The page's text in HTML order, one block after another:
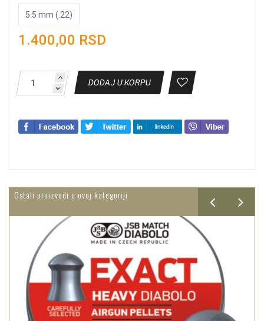
5.5 mm (.22)
1.400,00 RSD
DODAJ U KORPU
Ostali proizvodi u ovoj kategoriji